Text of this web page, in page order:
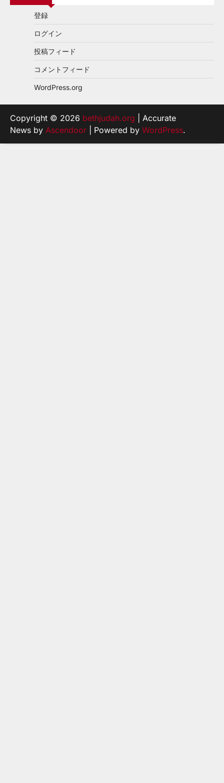
登録
ログイン
投稿フィード
コメントフィード
WordPress.org
Copyright © 2026 bethjudah.org | Accurate
News by Ascendoor | Powered by WordPress.